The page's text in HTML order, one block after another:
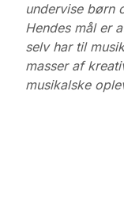
undervise børn
Hendes mål er
selv har til
masser af
musikalske